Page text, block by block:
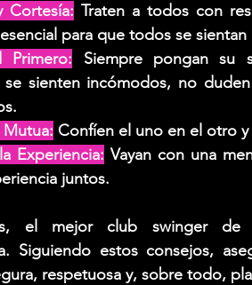
Cortesía: Traten a todos con
para que todos se
Primero: Siempre pongan su
se sienten incómodos, no
Mutua: Confíen el uno en el otro
Experiencia: Vayan con una
juntos.
el mejor club swinger de
Siguiendo estos consejos,
respetuosa y, sobre todo,